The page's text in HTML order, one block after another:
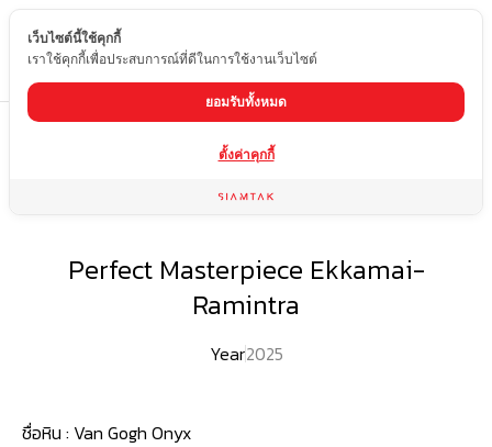
TH
Perfect Masterpiece Ekkamai-Ramintra
Perfect Masterpiece Ekkamai-
Ramintra
Year2025
ชื่อหิน : Van Gogh Onyx
เว็บไซต์นี้ใช้คุกกี้
เราใช้คุกกี้เพื่อประสบการณ์ที่ดีในการใช้งานเว็บไซต์
ยอมรับทั้งหมด
ตั้งค่าคุกกี้